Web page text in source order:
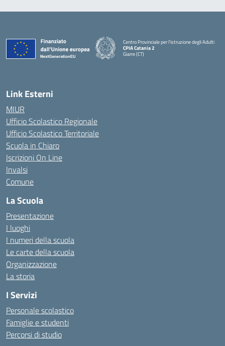
Centro Provinciale per l'istruzione degli Adulti
CPIA Catania 2
Giarre (CT)
Link Esterni
MIUR
Ufficio Scolastico Regionale
Ufficio Scolastico Territoriale
Scuola in Chiaro
Iscrizioni On Line
Invalsi
Comune
La Scuola
Presentazione
I luoghi
I numeri della scuola
Le carte della scuola
Organizzazione
La storia
I Servizi
Personale scolastico
Famiglie e studenti
Percorsi di studio